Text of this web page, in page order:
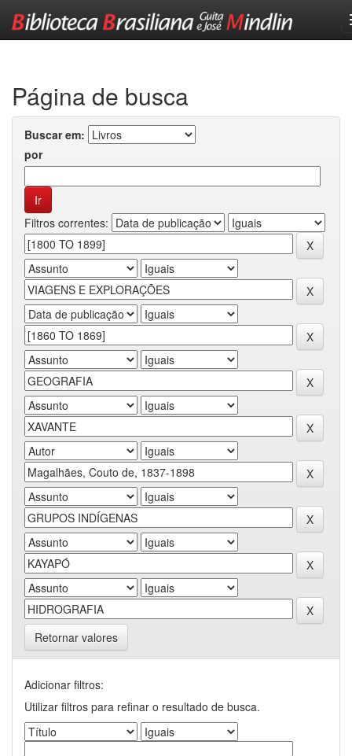
Página de busca
Buscar em:
por
Filtros correntes:
Retornar valores
Adicionar filtros:
Utilizar filtros para refinar o resultado de busca.